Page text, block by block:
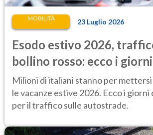
MOBILITÀ 23 Luglio 2026
Esodo estivo 2026,
bollino rosso: ecco i
per mettersi in viaggio
Milioni di italiani stanno per
le vacanze estive 2026. Ecco i giorni
per il traffico sulle autostrade.